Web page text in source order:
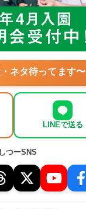
ネタ待ってます〜
LINEで送る
つーSNS